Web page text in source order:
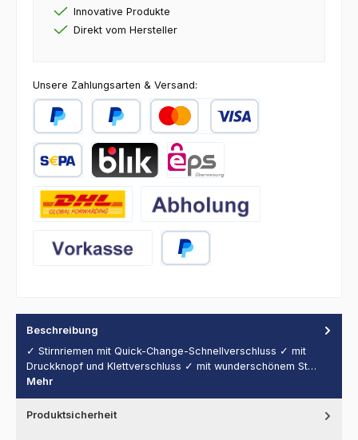
Innovative Produkte
Direkt vom Hersteller
Unsere Zahlungsarten & Versand:
PayPal Später BezahlenKredit- oder Debitkarte
Abholung
Beschreibung
✓ Stirnriemen mit Quick-Change-Schnellverschluss ✓ mit
Druckknopf und Klettverschluss ✓ mit wunderschönem St…
Mehr
Produktsicherheit